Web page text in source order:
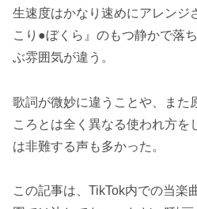
生速度はかなり速めにアレンジ
こり●ぼくら』のもつ静かで落
ぶ雰囲気が違う。
歌詞が微妙に違うことや、また
ころとは全く異なる使われ方を
は非難する声も多かった。
この記事は、TikTok内での当楽